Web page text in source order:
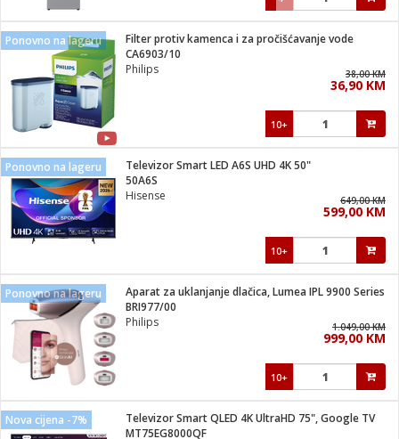
Ponovno na lageru
Filter protiv kamenca i za pročišćavanje vode
CA6903/10
Philips
38,00 KM
36,90 KM
10+
Ponovno na lageru
Televizor Smart LED A6S UHD 4K 50"
50A6S
Hisense
649,00 KM
599,00 KM
10+
Ponovno na lageru
Aparat za uklanjanje dlačica, Lumea IPL 9900 Series
BRI977/00
Philips
1.049,00 KM
999,00 KM
10+
Nova cijena -7%
Televizor Smart QLED 4K UltraHD 75", Google TV
MT75EG8000QF